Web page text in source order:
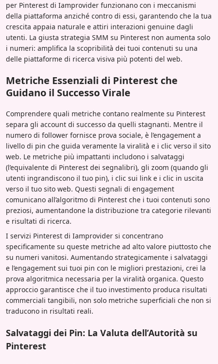
per Pinterest di Iamprovider funzionano con i meccanismi
della piattaforma anziché contro di essi, garantendo che la tua
crescita appaia naturale e attiri interazioni genuine dagli
utenti. La giusta strategia SMM su Pinterest non aumenta solo
i numeri: amplifica la scopribilità dei tuoi contenuti su una
delle piattaforme di ricerca visiva più potenti del web.
Metriche Essenziali di Pinterest che
Guidano il Successo Virale
Comprendere quali metriche contano realmente su Pinterest
separa gli account di successo da quelli stagnanti. Mentre il
numero di follower fornisce prova sociale, è l’engagement a
livello di pin che guida veramente la viralità e i clic verso il sito
web. Le metriche più impattanti includono i salvataggi
(l’equivalente di Pinterest dei segnalibri), gli zoom (quando gli
utenti ingrandiscono il tuo pin), i clic sui link e i clic in uscita
verso il tuo sito web. Questi segnali di engagement
comunicano all’algoritmo di Pinterest che i tuoi contenuti sono
preziosi, aumentandone la distribuzione tra categorie rilevanti
e risultati di ricerca.
I servizi Pinterest di Iamprovider si concentrano
specificamente su queste metriche ad alto valore piuttosto che
su numeri vanitosi. Aumentando strategicamente i salvataggi
e l’engagement sui tuoi pin con le migliori prestazioni, crei la
prova algoritmica necessaria per la viralità organica. Questo
approccio garantisce che il tuo investimento produca risultati
commerciali tangibili, non solo metriche superficiali che non si
traducono in risultati reali.
Salvataggi dei Pin: La Valuta dell’Autorità su
Pinterest